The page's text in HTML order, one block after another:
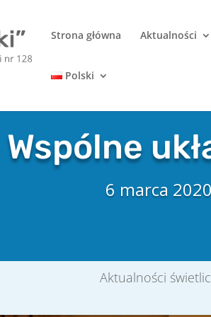
Strona główna Aktualności
Polski
Wspólne
6 marca 2020
Aktualności